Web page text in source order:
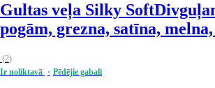
Gultas veļa Silky Soft
pogām, grezna, satīna,
(2)
Ir noliktavā
Pēdējie gabali